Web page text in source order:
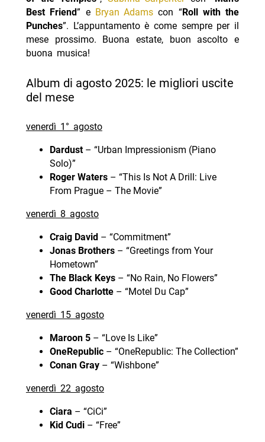
Best Friend” e Bryan Adams con “Roll with the
Punches”. L’appuntamento è come sempre per il
mese prossimo. Buona estate, buon ascolto e
buona musica!
Album di agosto 2025: le migliori uscite
del mese
venerdì 1° agosto
Dardust– “Urban Impressionism (Piano
Solo)”
Roger Waters – “This Is Not A Drill: Live
From Prague – The Movie”
venerdì 8 agosto
Craig David – “Commitment”
Jonas Brothers– “Greetings from Your
Hometown”
The Black Keys– “No Rain, No Flowers”
Good Charlotte – “Motel Du Cap”
venerdì 15 agosto
Maroon 5 – “Love Is Like”
OneRepublic– “OneRepublic: The Collection”
Conan Gray– “Wishbone”
venerdì 22 agosto
Ciara – “CiCi”
Kid Cudi– “Free”